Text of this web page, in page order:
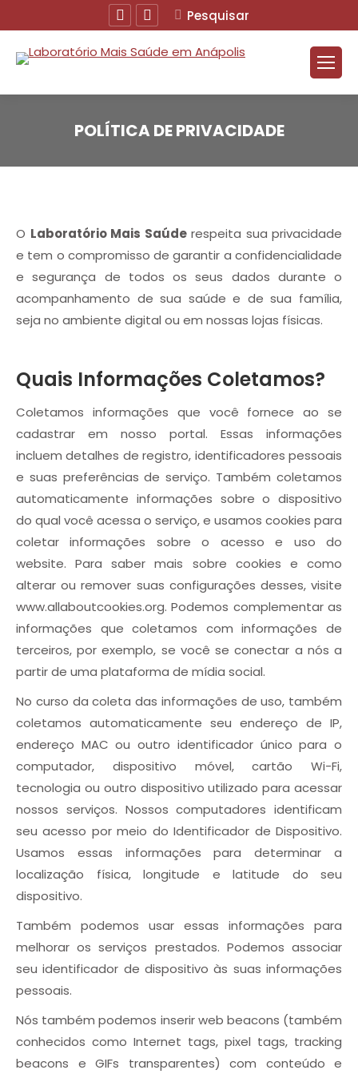
FacebookInstagramBuscar
Pesquisar
POLÍTICA DE PRIVACIDADE
O Laboratório Mais Saúderespeita sua privacidade
e tem o compromisso de garantir a confidencialidade
e segurança de todos os seus dados durante o
acompanhamento de sua saúde e de sua família,
seja no ambiente digital ou em nossas lojas físicas.
Quais Informações Coletamos?
Coletamos informações que você fornece ao se
cadastrar em nosso portal. Essas informações
incluem detalhes de registro, identificadores pessoais
e suas preferências de serviço. Também coletamos
automaticamente informações sobre o dispositivo
do qual você acessa o serviço, e usamos cookies para
coletar informações sobre o acesso e uso do
website. Para saber mais sobre cookies e como
alterar ou remover suas configurações desses, visite
www.allaboutcookies.org. Podemos complementar as
informações que coletamos com informações de
terceiros, por exemplo, se você se conectar a nós a
partir de uma plataforma de mídia social.
No curso da coleta das informações de uso, também
coletamos automaticamente seu endereço de IP,
endereço MAC ou outro identificador único para o
computador, dispositivo móvel, cartão Wi-Fi,
tecnologia ou outro dispositivo utilizado para acessar
nossos serviços. Nossos computadores identificam
seu acesso por meio do Identificador de Dispositivo.
Usamos essas informações para determinar a
localização física, longitude e latitude do seu
dispositivo.
Também podemos usar essas informações para
melhorar os serviços prestados. Podemos associar
seu identificador de dispositivo às suas informações
pessoais.
Nós também podemos inserir web beacons (também
conhecidos como Internet tags, pixel tags, tracking
beacons e GIFs transparentes) com conteúdo e